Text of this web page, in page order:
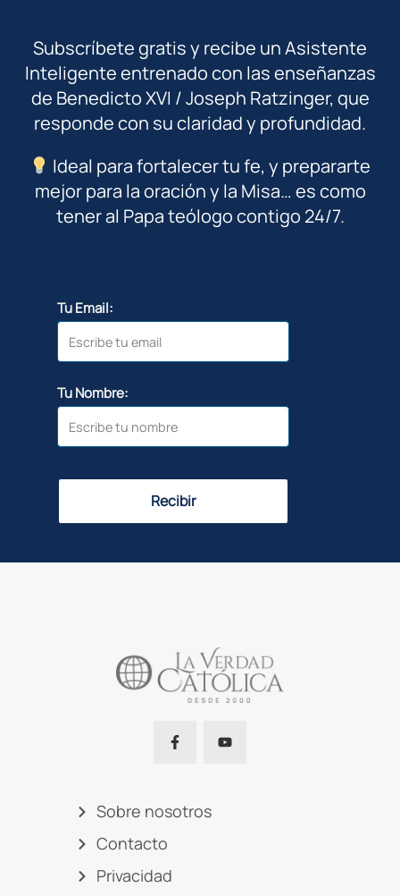
Subscríbete gratis y recibe un Asistente
Inteligente entrenado con las enseñanzas
de Benedicto XVI / Joseph Ratzinger, que
responde con su claridad y profundidad.
Ideal para fortalecer tu fe, y prepararte
mejor para la oración y la Misa… es como
tener al Papa teólogo contigo 24/7.
Tu Email:
Tu Nombre:
Recibir
Sobre nosotros
Contacto
Privacidad